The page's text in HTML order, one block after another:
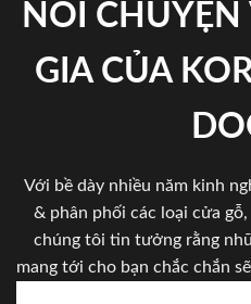
NÓI
GIA CỦA
Với bề dày nhiều năm kinh
& phân phối các loại cửa
chúng tôi tin tưởng rằng
mang tới cho bạn chắc chắn